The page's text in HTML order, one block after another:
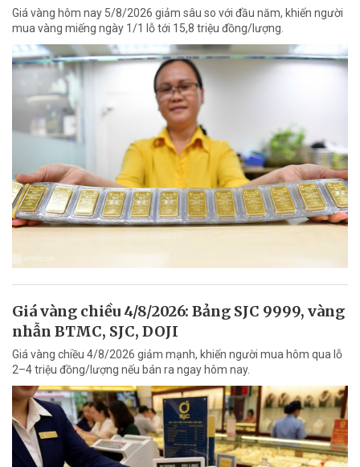
Giá vàng hôm nay 5/8/2026 giảm sâu so với đầu năm, khiến người
mua vàng miếng ngày 1/1 lỗ tới 15,8 triệu đồng/lượng.
Giá vàng chiều 4/8/2026: Bảng SJC 9999, vàng
nhẫn BTMC, SJC, DOJI
Giá vàng chiều 4/8/2026 giảm mạnh, khiến người mua hôm qua lỗ
2–4 triệu đồng/lượng nếu bán ra ngay hôm nay.